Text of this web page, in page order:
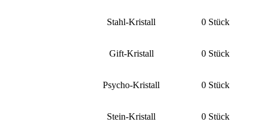
Stahl-Kristall 0 Stück
Gift-Kristall 0 Stück
Psycho-Kristall 0 Stück
Stein-Kristall 0 Stück